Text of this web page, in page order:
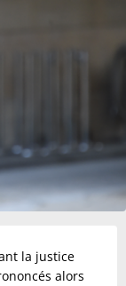
la justice
alors